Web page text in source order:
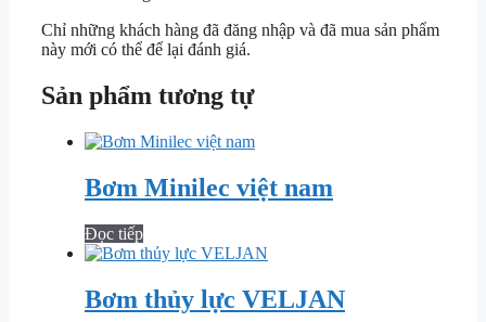
Chỉ những khách hàng đã đăng nhập và đã mua sản phẩm
này mới có thể để lại đánh giá.
Sản phẩm tương tự
Bơm Minilec việt nam
Đọc tiếp
Bơm thủy lực VELJAN